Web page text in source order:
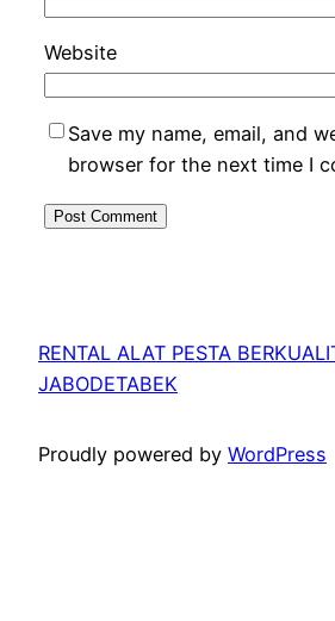
Website
Save my name, email, and
browser for the next time I
RENTAL ALAT PESTA
JABODETABEK
Proudly powered by WordPress